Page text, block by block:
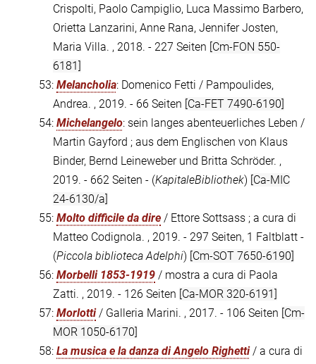
Crispolti, Paolo Campiglio, Luca Massimo Barbero,
Orietta Lanzarini, Anne Rana, Jennifer Josten,
Maria Villa. , 2018. - 227 Seiten [Cm-FON 550-
6181]
53: Melancholia: Domenico Fetti / Pampoulides,
Andrea. , 2019. - 66 Seiten [Ca-FET 7490-6190]
54: Michelangelo: sein langes abenteuerliches Leben /
Martin Gayford ; aus dem Englischen von Klaus
Binder, Bernd Leineweber und Britta Schröder. ,
2019. - 662 Seiten - (KapitaleBibliothek) [Ca-MIC
24-6130/a]
55: Molto difficile da dire / Ettore Sottsass ; a cura di
Matteo Codignola. , 2019. - 297 Seiten, 1 Faltblatt -
(Piccola biblioteca Adelphi) [Cm-SOT 7650-6190]
56: Morbelli 1853-1919 / mostra a cura di Paola
Zatti. , 2019. - 126 Seiten [Ca-MOR 320-6191]
57: Morlotti/ Galleria Marini. , 2017. - 106 Seiten [Cm-
MOR 1050-6170]
58: La musica e la danza di Angelo Righetti/ a cura di